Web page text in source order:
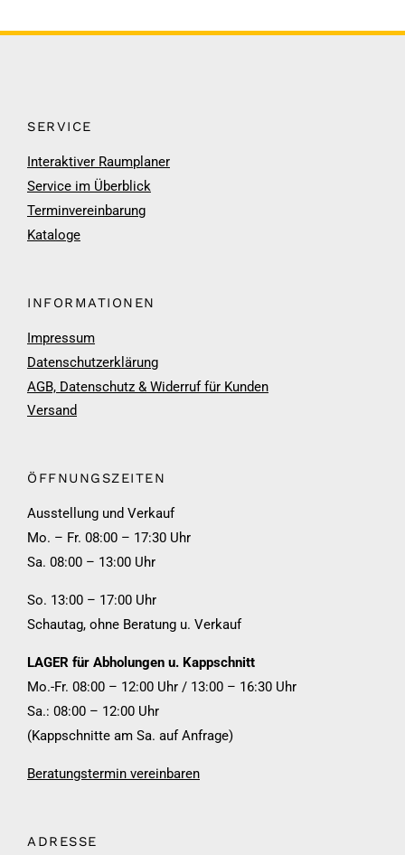
SERVICE
Interaktiver Raumplaner
Service im Überblick
Terminvereinbarung
Kataloge
INFORMATIONEN
Impressum
Datenschutzerklärung
AGB, Datenschutz & Widerruf für Kunden
Versand
ÖFFNUNGSZEITEN
Ausstellung und Verkauf
Mo. – Fr. 08:00 – 17:30 Uhr
Sa. 08:00 – 13:00 Uhr
So. 13:00 – 17:00 Uhr
Schautag, ohne Beratung u. Verkauf
LAGER für Abholungen u. Kappschnitt
Mo.-Fr. 08:00 – 12:00 Uhr / 13:00 – 16:30 Uhr
Sa.: 08:00 – 12:00 Uhr
(Kappschnitte am Sa. auf Anfrage)
Beratungstermin vereinbaren
ADRESSE